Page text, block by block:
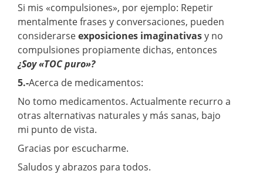
Si mis «compulsiones», por ejemplo: Repetir
mentalmente frases y conversaciones, pueden
considerarseexposiciones imaginativasy no
compulsiones propiamente dichas, entonces
¿Soy «TOC puro»?
5.-Acerca de medicamentos:
No tomo medicamentos. Actualmente recurro a
otras alternativas naturales y más sanas, bajo
mi punto de vista.
Gracias por escucharme.
Saludos y abrazos para todos.